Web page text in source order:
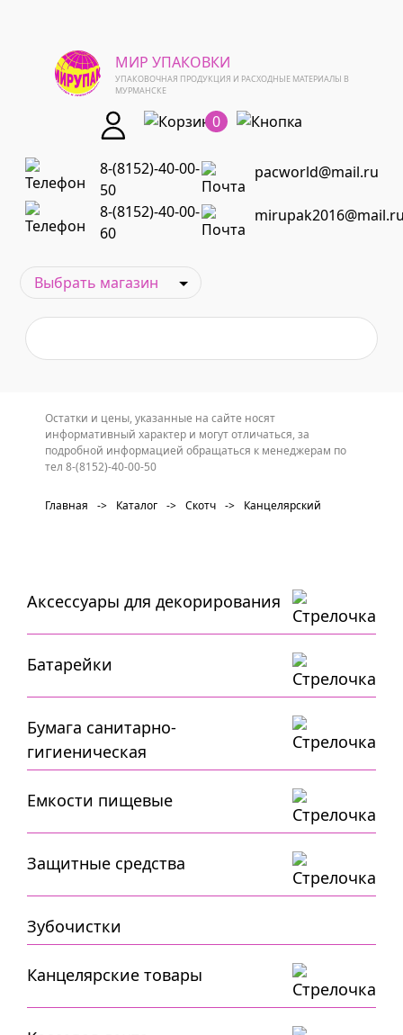
МИР УПАКОВКИ
УПАКОВОЧНАЯ ПРОДУКЦИЯ И РАСХОДНЫЕ МАТЕРИАЛЫ В
МУРМАНСКЕ
0
8-(8152)-40-00-
50
pacworld@mail.ru
8-(8152)-40-00-
60
Остатки и цены, указанные на сайте носят
информативный характер и могут отличаться, за
подробной информацией обращаться к менеджерам по
тел 8-(8152)-40-00-50
Главная -> Каталог -> Скотч -> Канцелярский
Аксессуары для декорирования
Батарейки
Бумага санитарно-
гигиеническая
Емкости пищевые
Защитные средства
Зубочистки
Канцелярские товары